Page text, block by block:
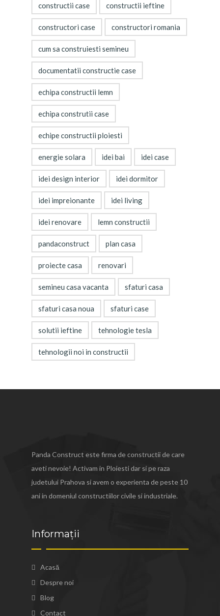
constructii case constructii ieftine
constructori case constructori romania
cum sa construiesti semineu
documentatii constructie case
echipa constructii lemn
echipa construtii case
echipe constructii ploiesti
energie solara idei bai idei case
idei design interior idei dormitor
idei impreionante idei living
idei renovare lemn constructii
pandaconstruct plan casa
proiecte casa renovari
semineu casa vacanta sfaturi casa
sfaturi casa noua sfaturi case
solutii ieftine tehnologie tesla
tehnologii noi in constructii
Panda Construct este firma de constructii de care
aveti nevoie! Activam in Ploiesti dar si pe raza
judetului Prahova si avem o experienta de peste 10
ani in domeniul constructiilor civile si industriale.
Informații
Acasă
Despre noi
Blog
Contact